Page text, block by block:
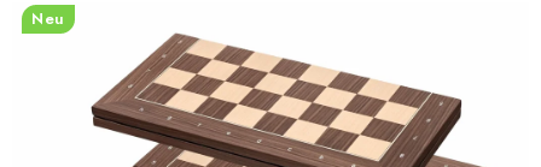
SCHACHBÜCHER
SCHACH-ANTIQUITÄTENLADEN
Neu